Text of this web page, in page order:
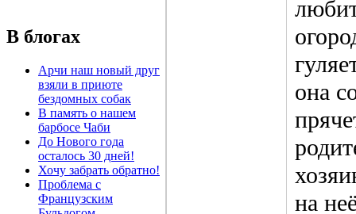
В блогах
Арчи наш новый друг
взяли в приюте
бездомных собак
В память о нашем
барбосе Чаби
До Нового года
осталось 30 дней!
Хочу забрать обратно!
Проблема с
Французским
она
на